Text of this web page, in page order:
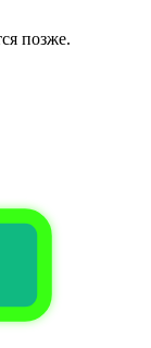
позже.